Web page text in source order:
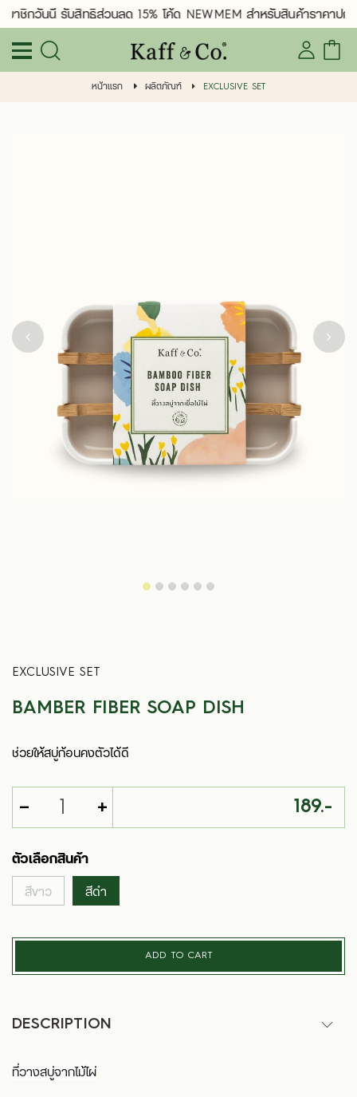
าชิกวันนี้ รับสิทธิ์ส่วนลด 15% โค้ด NEWMEM สำหรับสินค้าราคาปกติ
หน้าแรก ผลิตภัณฑ์ EXCLUSIVE SET
EXCLUSIVE SET
BAMBER FIBER SOAP DISH
ช่วยให้สบู่ก้อนคงตัวได้ดี
- + 189.-
ตัวเลือกสินค้า
สีขาว สีดำ
ADD TO CART
DESCRIPTION
ที่วางสบู่จากไม้ไผ่